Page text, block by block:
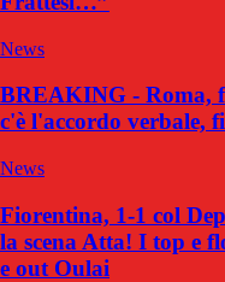
News
BREAKING - Roma,
c'è l'accordo verbale,
News
Fiorentina, 1-1 col
la scena Atta! I top e
e out Oulai